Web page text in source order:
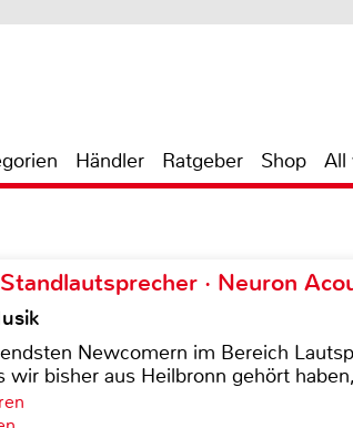
Händler Ratgeber Shop All
· Neuron
Newcomern im Bereich
wir bisher aus Heilbronn gehört